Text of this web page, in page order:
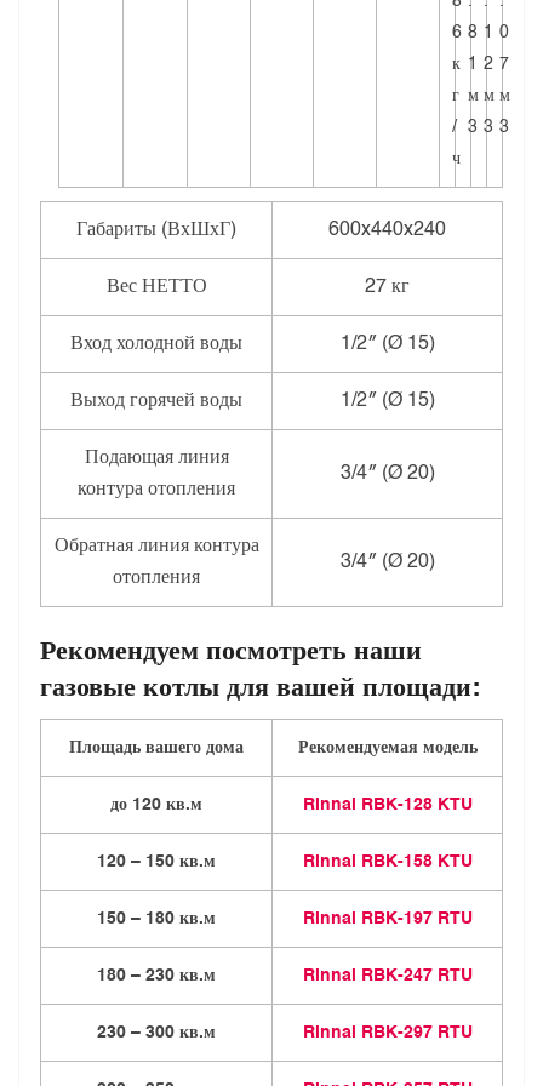
6
к
г
/
ч
8
1
м
3
1
2
м
3
0
7
м
3
Габариты (ВхШхГ) 600x440x240
Вес НЕТТО 27 кг
Вход холодной воды 1/2″ (Ø 15)
Выход горячей воды 1/2″ (Ø 15)
Подающая линия
контура отопления
3/4″ (Ø 20)
Обратная линия контура
отопления
3/4″ (Ø 20)
Рекомендуем посмотреть наши
газовые котлы для вашей площади:
Площадь вашего дома Рекомендуемая модель
до 120 кв.м Rinnai RBK-128 KTU
120 – 150 кв.м Rinnai RBK-158 KTU
150 – 180 кв.м Rinnai RBK-197 RTU
180 – 230 кв.м Rinnai RBK-247 RTU
230 – 300 кв.м Rinnai RBK-297 RTU